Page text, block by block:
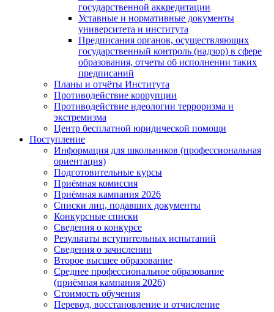
государственной аккредитации
Уставные и нормативные документы
университета и института
Предписания органов, осуществляющих
государственный контроль (надзор) в сфере
образования, отчеты об исполнении таких
предписаний
Планы и отчёты Института
Противодействие коррупции
Противодействие идеологии терроризма и
экстремизма
Центр бесплатной юридической помощи
Поступление
Информация для школьников (профессиональная
ориентация)
Подготовительные курсы
Приёмная комиссия
Приёмная кампания 2026
Списки лиц, подавших документы
Конкурсные списки
Сведения о конкурсе
Результаты вступительных испытаний
Сведения о зачислении
Второе высшее образование
Среднее профессиональное образование
(приёмная кампания 2026)
Стоимость обучения
Перевод, восстановление и отчисление